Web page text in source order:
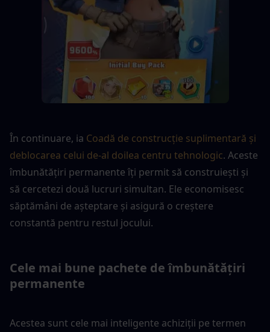
În continuare, ia Coadă de construcție suplimentară și
deblocarea celui de-al doilea centru tehnologic. Aceste
îmbunătățiri permanente îți permit să construiești și
să cercetezi două lucruri simultan. Ele economisesc
săptămâni de așteptare și asigură o creștere
constantă pentru restul jocului.
Cele mai bune pachete de îmbunătățiri
permanente
Acestea sunt cele mai inteligente achiziții pe termen